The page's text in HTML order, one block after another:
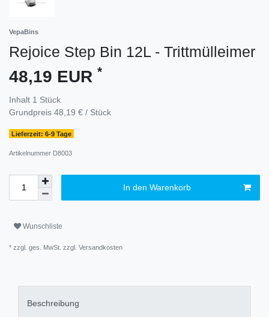
VepaBins
Rejoice Step Bin 12L - Trittmülleimer
48,19 EUR *
Inhalt 1 Stück
Grundpreis 48,19 € / Stück
Lieferzeit: 6-9 Tage
Artikelnummer D8003
In den Warenkorb
Wunschliste
* zzgl. ges. MwSt. zzgl. Versandkosten
Beschreibung